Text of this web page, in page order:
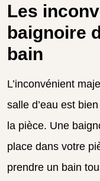
Les
baignoire
bain
L’inconvénient
salle d’eau est
la pièce. Une
place dans votre
prendre un bain